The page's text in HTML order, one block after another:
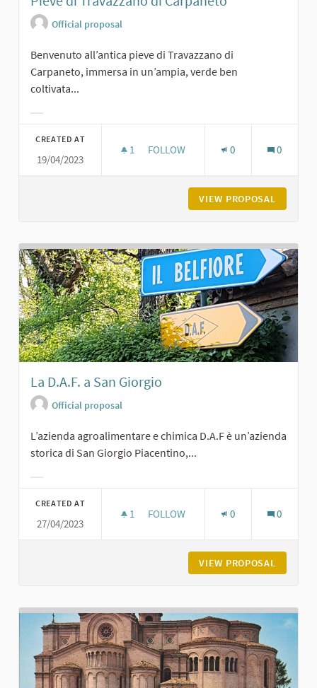
Official proposal
Benvenuto all’antica pieve di Travazzano di
Carpaneto, immersa in un’ampia, verde ben
coltivata...
CREATED AT
19/04/2023
1 1 FOLLOWER
FOLLOW 0 0
VIEW PROPOSAL
La D.A.F. a San Giorgio
Official proposal
L’azienda agroalimentare e chimica D.A.F è un’azienda
storica di San Giorgio Piacentino,...
CREATED AT
27/04/2023
1 1 FOLLOWER
FOLLOW 0 0
VIEW PROPOSAL